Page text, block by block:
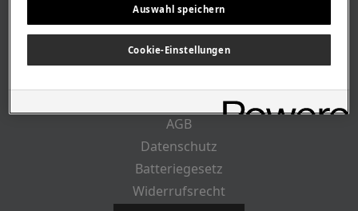
RECHTLICHES
AGB
Datenschutz
Batteriegesetz
Widerrufsrecht
Auswahl speichern
Cookie-Einstellungen